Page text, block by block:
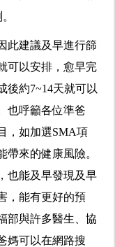
此建議及早進行篩
可以安排，愈早完
後約7~14天就可以
也呼籲各位準爸
，如加選SMA項
帶來的健康風險。
也能及早發現及早
，能有更好的預
部與許多醫生、協
媽可以在網路搜